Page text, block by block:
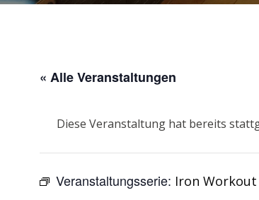
« Alle Veranstaltungen
Diese Veranstaltung hat bereits
Veranstaltungsserie: Iron Workout